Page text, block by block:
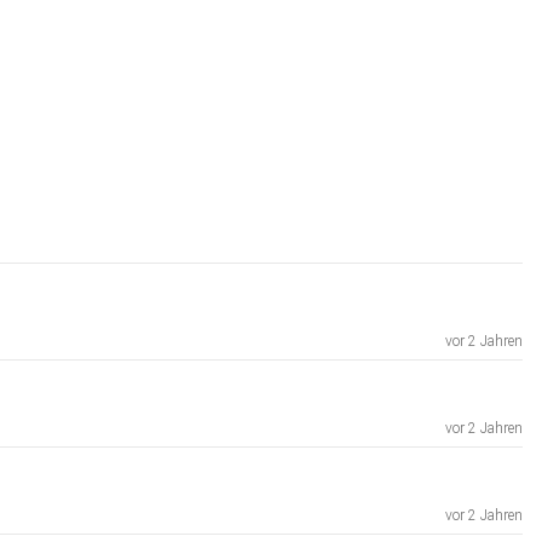
vor 2 Jahren
vor 2 Jahren
vor 2 Jahren